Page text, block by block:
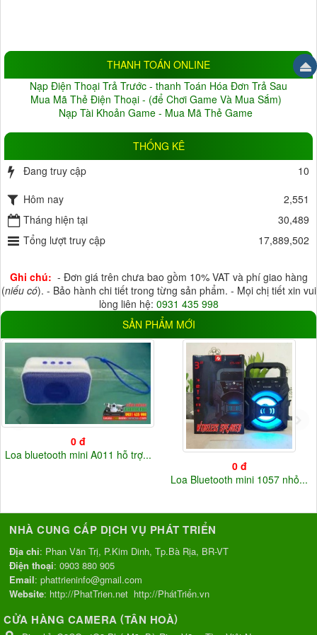
Đang cập nhật(10)
BẢO HÀNH
Không (1) Thỏa thuận(22)
(0) 2 tháng(0)
4 tháng
5 tháng(0) 6 tháng(6)
7 tháng(0)
9 tháng(1)
11 tháng(0)
18 tháng(3)
HDD(6) Thẻ Nhớ(26)
Cloud(17)
ĐIỆN ÁP
12V(37)
220V(3) Điện áp khác(20)
THANH TOÁN ONLINE
Nạp Điện Thoại Trả Trước - thanh Toán Hóa Đơn Trả Sau
Mua Mã Thẻ Điện Thoại - (để Chơi Game Và Mua Sắm)
Nạp Tài Khoản Game - Mua Mã Thẻ Game
THỐNG KÊ
Đang truy cập
10
Hôm nay
2,551
Tháng hiện tại
30,489
Tổng lượt truy cập
17,889,502
Ghi chú: - Đơn giá trên chưa bao gồm 10% VAT và phí giao hàng
(niếu có). - Bảo hành chi tiết trong từng sản phẩm. - Mọi chị tiết xin vui
lòng liên hệ: 0931 435 998
SẢN PHẨM MỚI
0 đ
Loa bluetooth mini A011 hỗ trợ...
0 đ
Loa Bluetooth mini 1057 nhỏ...
NHÀ CUNG CẤP DỊCH VỤ PHÁT TRIỂN
Địa chỉ: Phan Văn Trị, P.Kim Dinh, Tp.Bà Rịa, BR-VT
Điện thoại: 0903 880 905
Email: phattrieninfo@gmail.com
Website: http://PhatTrien.net http://PhátTriển.vn
CỬA HÀNG CAMERA (TÂN HOÀ)